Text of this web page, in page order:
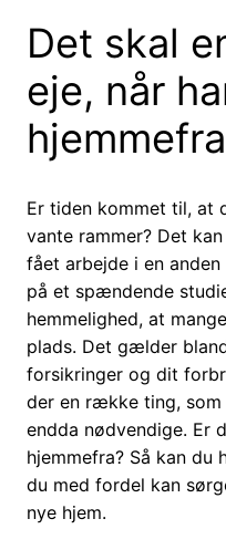
Det skal
eje, når
hjemmefra
Er tiden kommet til, at
vante rammer? Det
fået arbejde i en
på et spændende
hemmelighed, at
plads. Det gælder
forsikringer og dit
der en række ting, som
endda nødvendige. Er
hjemmefra? Så kan du
du med fordel kan
nye hjem.